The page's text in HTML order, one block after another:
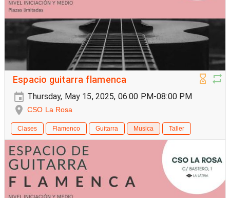
Espacio guitarra flamenca
Thursday, May 15, 2025, 06:00 PM-08:00 PM
CSO La Rosa
Clases Flamenco Guitarra Musica Taller